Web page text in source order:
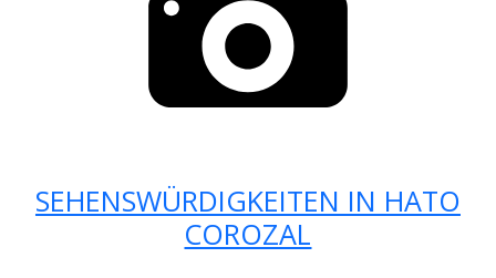
SEHENSWÜRDIGKEITEN IN HATO
COROZAL